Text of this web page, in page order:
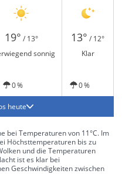
19° / 13° 13° / 12°
sonnig Klar
0 % 0 %
heute
bei Temperaturen von 11°C. Im
Höchsttemperaturen bis zu
und die Temperaturen
ist es klar bei
Geschwindigkeiten zwischen